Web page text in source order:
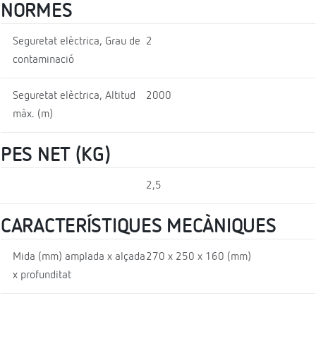
NORMES
Seguretat elèctrica, Grau de
contaminació
2
Seguretat elèctrica, Altitud
màx. (m)
2000
PES NET (KG)
2,5
CARACTERÍSTIQUES MECÀNIQUES
Mida (mm) amplada x alçada
x profunditat
270 x 250 x 160 (mm)